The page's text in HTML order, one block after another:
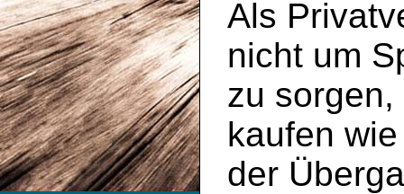
Als
nicht um
zu
kaufen
der